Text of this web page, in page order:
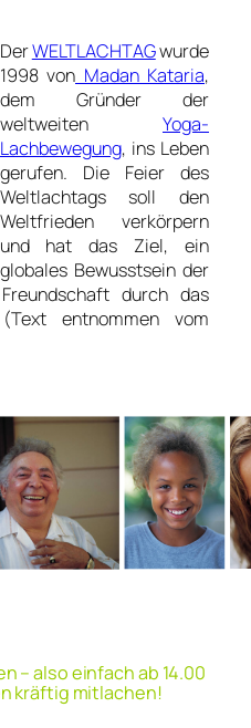
DerWELTLACHTAGwurde
1998 von Madan Kataria,
dem Gründer der
weltweiten Yoga-
Lachbewegung, ins Leben
gerufen. Die Feier des
Weltlachtags soll den
Weltfrieden verkörpern
und hat das Ziel, ein
globales Bewusstsein der
durch das
(Text entnommen vom
– also einfach ab 14.00
kräftig mitlachen!